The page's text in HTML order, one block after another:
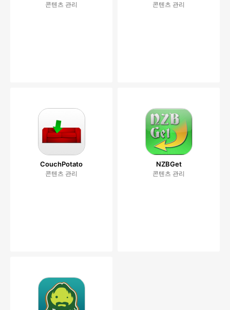
콘텐츠 관리 콘텐츠 관리
CouchPotato
콘텐츠 관리
NZBGet
콘텐츠 관리